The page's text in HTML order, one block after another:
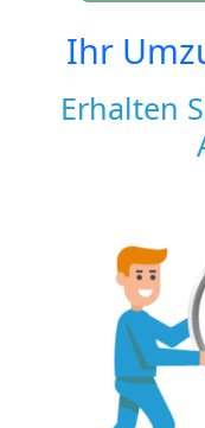
Ihr
Erhalten